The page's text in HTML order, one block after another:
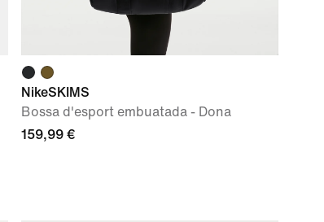
NikeSKIMS
Bossa d'esport embuatada - Dona
159,99 €